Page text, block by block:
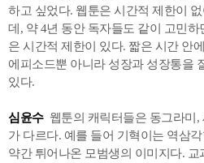
하고 싶었다. 웹툰은 시간적 제한이
데, 약 4년 동안 독자들도 같이 고민
은 시간적 제한이 있다. 짧은 시간 안
에피소드뿐 아니라 성장과 성장통을
있다.
심윤수 웹툰의 캐릭터들은 동그라미,
가 다르다. 예를 들어 기혁이는 역삼
약간 튀어나온 모범생의 이미지다.